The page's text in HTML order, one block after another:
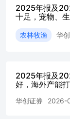
继续保持
动鼓/盘产
达161.54
至23.66%
复苏，公
更安全的
主流重卡
有效匹配
2025年报及
十足，宠物、
农林牧渔 华
2025年报及
好，海外产能
华创证券 2026-